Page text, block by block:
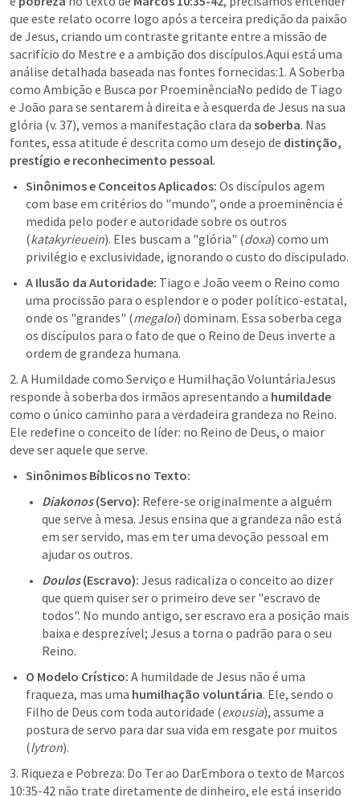
que este relato ocorre logo após a terceira predição da paixão
de Jesus, criando um contraste gritante entre a missão de
sacrifício do Mestre e a ambição dos discípulos.Aqui está uma
análise detalhada baseada nas fontes fornecidas:1. A Soberba
como Ambição e Busca por ProeminênciaNo pedido de Tiago
e João para se sentarem à direita e à esquerda de Jesus na sua
glória (v. 37), vemos a manifestação clara da soberba. Nas
fontes, essa atitude é descrita como um desejo de distinção,
prestígio e reconhecimento pessoal.
Sinônimos e Conceitos Aplicados: Os discípulos agem
com base em critérios do "mundo", onde a proeminência é
medida pelo poder e autoridade sobre os outros
(katakyrieuein). Eles buscam a "glória" (doxa) como um
privilégio e exclusividade, ignorando o custo do discipulado.
A Ilusão da Autoridade: Tiago e João veem o Reino como
uma procissão para o esplendor e o poder político-estatal,
onde os "grandes" (megaloi) dominam. Essa soberba cega
os discípulos para o fato de que o Reino de Deus inverte a
ordem de grandeza humana.
2. A Humildade como Serviço e Humilhação VoluntáriaJesus
responde à soberba dos irmãos apresentando a humildade
como o único caminho para a verdadeira grandeza no Reino.
Ele redefine o conceito de líder: no Reino de Deus, o maior
deve ser aquele que serve.
Sinônimos Bíblicos no Texto:
Diakonos (Servo): Refere-se originalmente a alguém
que serve à mesa. Jesus ensina que a grandeza não está
em ser servido, mas em ter uma devoção pessoal em
ajudar os outros.
Doulos (Escravo): Jesus radicaliza o conceito ao dizer
que quem quiser ser o primeiro deve ser "escravo de
todos". No mundo antigo, ser escravo era a posição mais
baixa e desprezível; Jesus a torna o padrão para o seu
Reino.
O Modelo Crístico: A humildade de Jesus não é uma
fraqueza, mas uma humilhação voluntária. Ele, sendo o
Filho de Deus com toda autoridade (exousia), assume a
postura de servo para dar sua vida em resgate por muitos
(lytron).
3. Riqueza e Pobreza: Do Ter ao DarEmbora o texto de Marcos
10:35-42 não trate diretamente de dinheiro, ele está inserido